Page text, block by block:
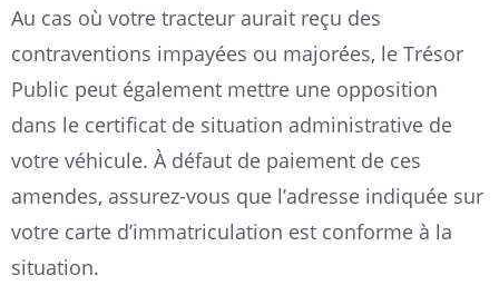
Au cas où votre tracteur aurait reçu des
contraventions impayées ou majorées, le Trésor
Public peut également mettre une opposition
dans le certificat de situation administrative de
votre véhicule. À défaut de paiement de ces
amendes, assurez-vous que l’adresse indiquée sur
votre carte d’immatriculation est conforme à la
situation.